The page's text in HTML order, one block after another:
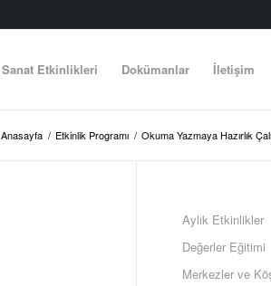
Sanat Etkinlikleri Dokümanlar İletişim
Anasayfa / Etkinlik Programı / Okuma Yazmaya Hazırlık
Aylık Etkinlikler
Değerler Eğitimi
Merkezler ve